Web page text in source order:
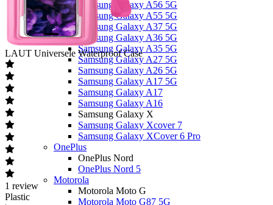
Samsung Galaxy A56 5G
Samsung Galaxy A55 5G
Samsung Galaxy A37 5G
Samsung Galaxy A36 5G
Samsung Galaxy A35 5G
Samsung Galaxy A27 5G
Samsung Galaxy A26 5G
Samsung Galaxy A17 5G
Samsung Galaxy A17
Samsung Galaxy A16
Samsung Galaxy X
Samsung Galaxy Xcover 7
Samsung Galaxy XCover 6 Pro
OnePlus
OnePlus Nord
OnePlus Nord 5
Motorola
Motorola Moto G
Motorola Moto G87 5G
LAUT Universele Waterproof Case
1 review
Plastic